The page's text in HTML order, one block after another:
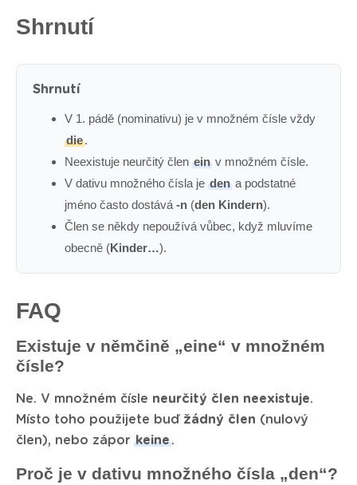
Shrnutí
Shrnutí
V 1. pádě (nominativu) je v množném čísle vždy
die.
Neexistuje neurčitý člen ein v množném čísle.
V dativu množného čísla je den a podstatné
jméno často dostává -n (den Kindern).
Člen se někdy nepoužívá vůbec, když mluvíme
obecně (Kinder…).
FAQ
Existuje v němčině „eine“ v množném
čísle?
Ne. V množném čísle neurčitý člen neexistuje.
Místo toho použijete buď žádný člen (nulový
člen), nebo zápor keine.
Proč je v dativu množného čísla „den“?